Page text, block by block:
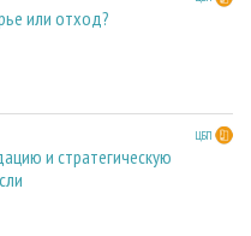
или отход?
ЦБП
и стратегическую